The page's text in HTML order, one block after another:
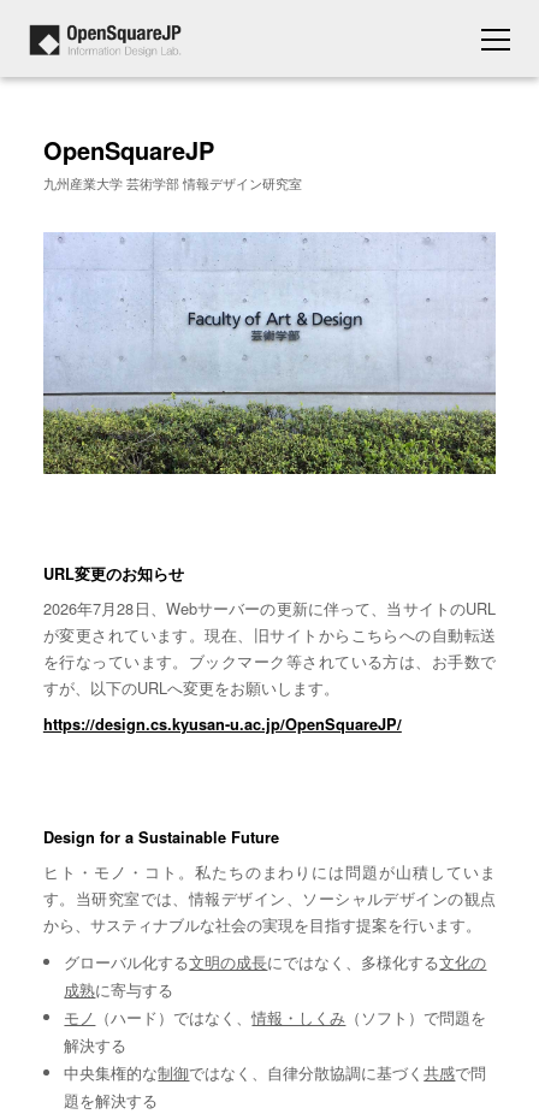
OpenSquareJP
九州産業大学 芸術学部 情報デザイン研究室
URL変更のお知らせ
2026年7月28日、Webサーバーの更新に伴って、当サイトのURL
が変更されています。現在、旧サイトからこちらへの自動転送
を行なっています。ブックマーク等されている方は、お手数で
すが、以下のURLへ変更をお願いします。
https://design.cs.kyusan-u.ac.jp/OpenSquareJP/
Design for a Sustainable Future
ヒト・モノ・コト。私たちのまわりには問題が山積していま
す。当研究室では、情報デザイン、ソーシャルデザインの観点
から、サスティナブルな社会の実現を目指す提案を行います。
グローバル化する文明の成長にではなく、多様化する文化の
成熟に寄与する
モノ （ハード）ではなく、情報・しくみ （ソフト）で問題を
解決する
中央集権的な制御ではなく、自律分散協調に基づく共感で問
題を解決する